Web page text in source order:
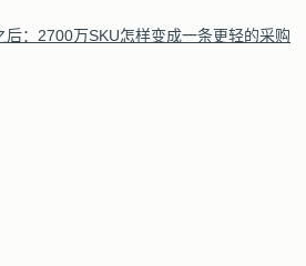
后：2700万SKU怎样变成一条更轻的采购